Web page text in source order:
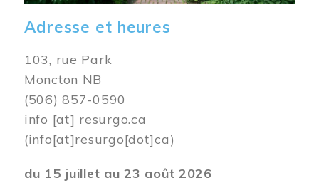
Adresse et heures
103, rue Park
Moncton NB
(506) 857-0590
info [at] resurgo.ca
(info[at]resurgo[dot]ca)
du 15 juillet au 23 août 2026